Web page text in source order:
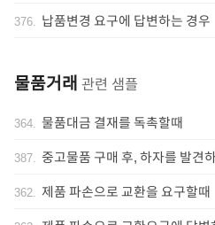
376. 납품변경 요구에 답변하는 경우
물품거래 관련 샘플
364. 물품대금 결재를 독촉할때
387. 중고물품 구매 후, 하자를 발견
362. 제품 파손으로 교환을 요구할때